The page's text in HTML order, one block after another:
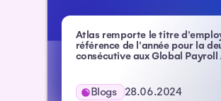
Atlas remporte le titre
référence de l'année pour la
consécutive aux Global
Blogs 28.06.2024